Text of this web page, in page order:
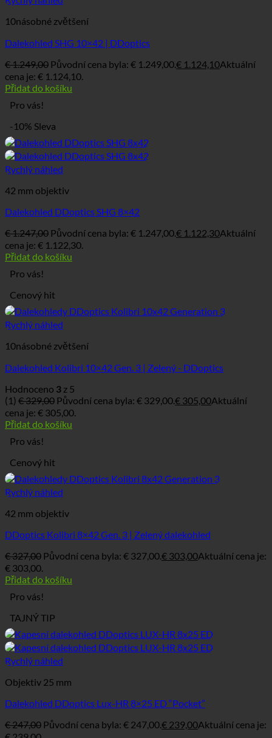
10násobné zvětšení
Dalekohled SHG 10×42 | DDoptics
€1.249,00 Původní cena byla: € 1.249,00.€ 1.124,10Aktuální
cena je: € 1.124,10.
Přidat do košíku
Pro vás!
-10% Sleva
Rychlý náhled
42 mm objektiv
Dalekohled DDoptics SHG 8×42
€1.247,00 Původní cena byla: € 1.247,00.€ 1.122,30Aktuální
cena je: € 1.122,30.
Přidat do košíku
Pro vás!
Cenový hit
Rychlý náhled
10násobné zvětšení
Dalekohled Kolibri 10×42 Gen. 3 | Zelený - DDoptics
Hodnoceno 3 z 5
(1) €329,00 Původní cena byla: € 329,00.€ 305,00Aktuální
cena je: € 305,00.
Přidat do košíku
Pro vás!
Cenový hit
Rychlý náhled
42 mm objektiv
DDoptics Kolibri 8×42 Gen. 3 | Zelený dalekohled
€327,00 Původní cena byla: € 327,00.€ 303,00Aktuální cena je:
€ 303,00.
Přidat do košíku
Pro vás!
TAJNÝ TIP
Rychlý náhled
Objektiv 25 mm
Dalekohled DDoptics Lux-HR 8×25 ED “Pocket”
€247,00 Původní cena byla: € 247,00.€ 239,00Aktuální cena je: